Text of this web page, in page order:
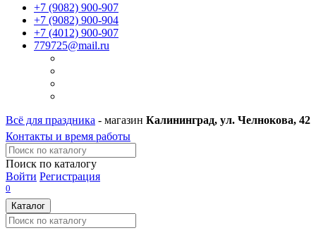
+7 (9082) 900-907
+7 (9082) 900-904
+7 (4012) 900-907
779725@mail.ru
Всё для праздника - магазин Калининград, ул. Челнокова, 42
Контакты и время работы
Поиск по каталогу
Войти Регистрация
0
Каталог